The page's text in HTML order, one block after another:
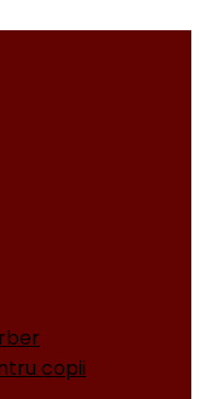
copii